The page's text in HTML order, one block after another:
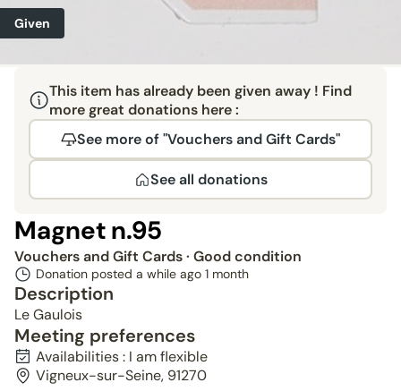
Given
This item has already been given away ! Find
more great donations here :
See more of "Vouchers and Gift Cards"
See all donations
Magnet n.95
Vouchers and Gift Cards· Good condition
Donation posted a while ago 1 month
Description
Le Gaulois
Meeting preferences
Availabilities : I am flexible
Vigneux-sur-Seine, 91270